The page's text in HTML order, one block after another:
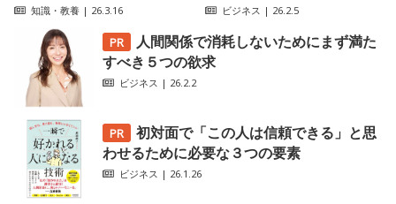
知識・教養 | 26.3.16 ビジネス | 26.2.5
人間関係で消耗しないためにまず満た
すべき５つの欲求
ビジネス | 26.2.2
初対面で「この人は信頼できる」と思
わせるために必要な３つの要素
ビジネス | 26.1.26